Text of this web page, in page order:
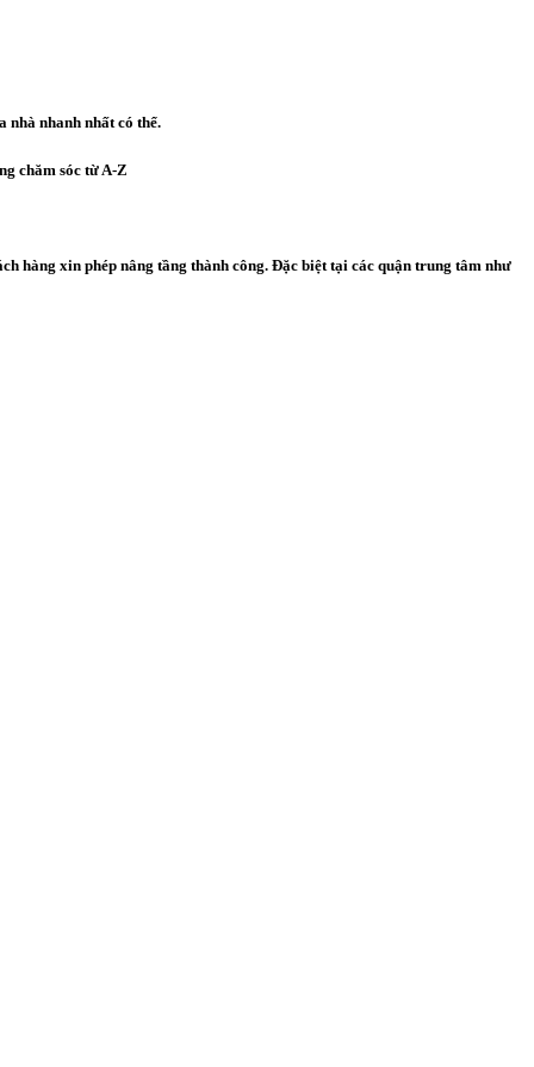
nhà nhanh nhất có thể.
chăm sóc từ A-Z
hàng xin phép nâng tầng thành công. Đặc biệt tại các quận trung tâm như